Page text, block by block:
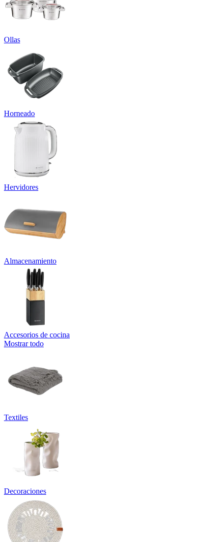
Ollas
Horneado
Hervidores
Almacenamiento
Accesorios de cocina
Mostrar todo
Textiles
Decoraciones